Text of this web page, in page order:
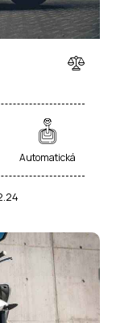
Automatická